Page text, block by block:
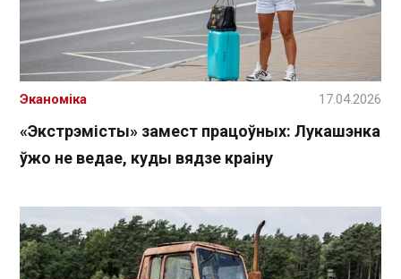
«Экстрэмісты» замест працоўных: Лукашэнка
ўжо не ведае, куды вядзе краіну
Эканоміка 17.04.2026